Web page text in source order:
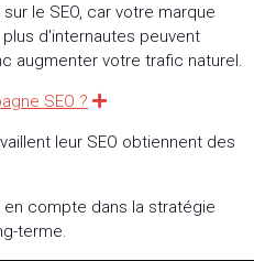
le SEO, car votre marque
d'internautes peuvent
augmenter votre trafic naturel.
SEO ? Expand
leur SEO obtiennent des
compte dans la stratégie
terme.